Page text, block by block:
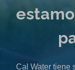
Cal Water tiene